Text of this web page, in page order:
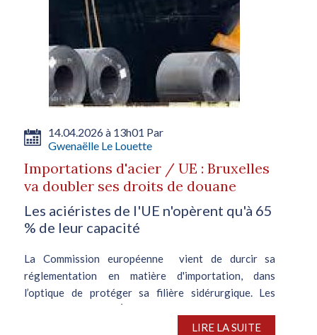
14.04.2026 à 13h01 Par
Gwenaëlle Le Louette
Importations d'acier / UE : Bruxelles
va doubler ses droits de douane
Les aciéristes de l'UE n'opèrent qu'à 65
% de leur capacité
La Commission européenne vient de durcir sa
réglementation en matière d'importation, dans
l’optique de protéger sa filière sidérurgique. Les
européen ont ainsi convenu, dans la...LIRE LA SUITE